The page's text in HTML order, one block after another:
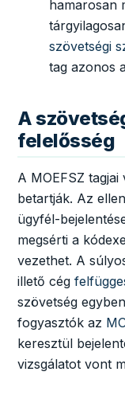
hamarosan
szövetségi
tag azonos
A
felelősség
A MOEFSZ
betartják. Az
ügyfél-
megsérti a
vezethet. A
illető cég
szövetség
fogyasztók az
keresztül
vizsgálatot vont